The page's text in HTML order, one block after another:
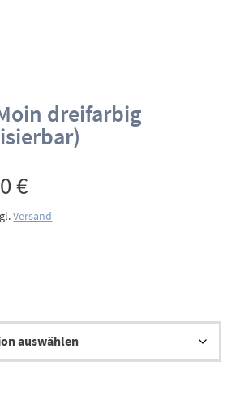
dreifarbig
€Preisspanne:
6,50 €
Versand